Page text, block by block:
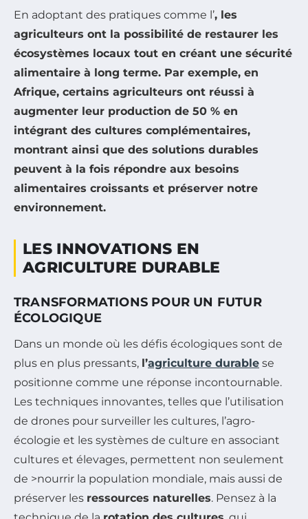
En adoptant des pratiques comme l’, les
agriculteurs ont la possibilité de restaurer les
écosystèmes locaux tout en créant une sécurité
alimentaire à long terme. Par exemple, en
Afrique, certains agriculteurs ont réussi à
augmenter leur production de 50 % en
intégrant des cultures complémentaires,
montrant ainsi que des solutions durables
peuvent à la fois répondre aux besoins
alimentaires croissants et préserver notre
environnement.
LES INNOVATIONS EN
AGRICULTURE DURABLE
TRANSFORMATIONS POUR UN FUTUR
ÉCOLOGIQUE
Dans un monde où les défis écologiques sont de
plus en plus pressants, l’agriculture durable se
positionne comme une réponse incontournable.
Les techniques innovantes, telles que l’utilisation
de drones pour surveiller les cultures, l’agro-
écologie et les systèmes de culture en associant
cultures et élevages, permettent non seulement
de >nourrir la population mondiale, mais aussi de
préserver les ressources naturelles. Pensez à la